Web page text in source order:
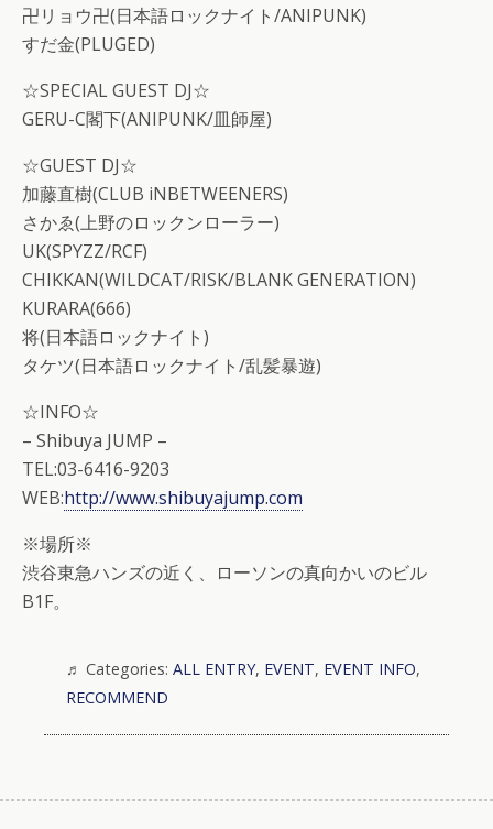
卍リョウ卍(日本語ロックナイト/ANIPUNK)
すだ金(PLUGED)
☆SPECIAL GUEST DJ☆
GERU-C閣下(ANIPUNK/皿師屋)
☆GUEST DJ☆
加藤直樹(CLUB iNBETWEENERS)
さかゑ(上野のロックンローラー)
UK(SPYZZ/RCF)
CHIKKAN(WILDCAT/RISK/BLANK GENERATION)
KURARA(666)
将(日本語ロックナイト)
タケツ(日本語ロックナイト/乱髪暴遊)
☆INFO☆
– Shibuya JUMP –
TEL:03-6416-9203
WEB:http://www.shibuyajump.com
※場所※
渋谷東急ハンズの近く、ローソンの真向かいのビル
B1F。
Categories: ALL ENTRY, EVENT, EVENT INFO,
RECOMMEND